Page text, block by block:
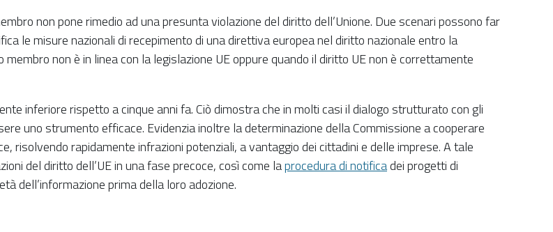
non pone rimedio ad una presunta violazione del diritto dell’Unione. Due scenari possono far
le misure nazionali di recepimento di una direttiva europea nel diritto nazionale entro la
non è in linea con la legislazione UE oppure quando il diritto UE non è correttamente
inferiore rispetto a cinque anni fa. Ciò dimostra che in molti casi il dialogo strutturato con gli
uno strumento efficace. Evidenzia inoltre la determinazione della Commissione a cooperare
risolvendo rapidamente infrazioni potenziali, a vantaggio dei cittadini e delle imprese. A tale
del diritto dell’UE in una fase precoce, così come laprocedura di notificadei progetti di
dell’informazione prima della loro adozione.